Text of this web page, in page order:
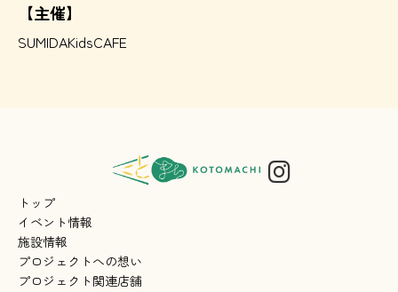
【主催】
SUMIDAKidsCAFE
トップ
イベント情報
施設情報
プロジェクトへの想い
プロジェクト関連店舗